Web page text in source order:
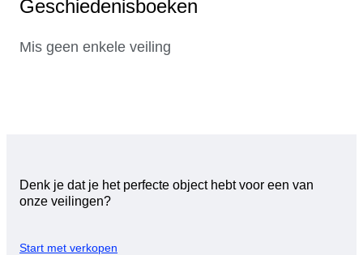
Geschiedenisboeken
Mis geen enkele veiling
Denk je dat je het perfecte object hebt voor een van
onze veilingen?
Start met verkopen